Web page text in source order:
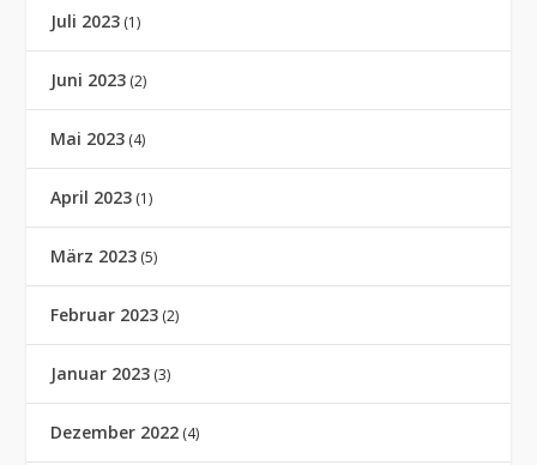
Juli 2023 (1)
Juni 2023 (2)
Mai 2023 (4)
April 2023 (1)
März 2023 (5)
Februar 2023 (2)
Januar 2023 (3)
Dezember 2022 (4)